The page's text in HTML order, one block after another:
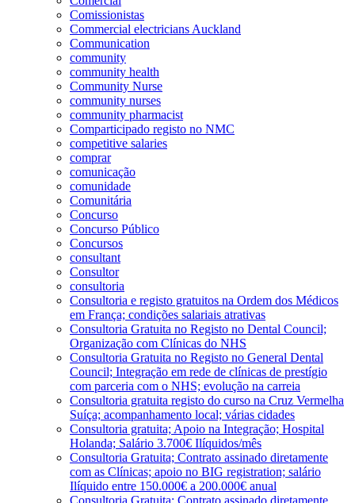
Comissionistas
Commercial electricians Auckland
Communication
community
community health
Community Nurse
community nurses
community pharmacist
Comparticipado registo no NMC
competitive salaries
comprar
comunicação
comunidade
Comunitária
Concurso
Concurso Público
Concursos
consultant
Consultor
consultoria
Consultoria e registo gratuitos na Ordem dos Médicos
em França; condições salariais atrativas
Consultoria Gratuita no Registo no Dental Council;
Organização com Clínicas do NHS
Consultoria Gratuita no Registo no General Dental
Council; Integração em rede de clínicas de prestígio
com parceria com o NHS; evolução na carreia
Consultoria gratuita registo do curso na Cruz Vermelha
Suíça; acompanhamento local; várias cidades
Consultoria gratuita; Apoio na Integração; Hospital
Holanda; Salário 3.700€ Ilíquidos/mês
Consultoria Gratuita; Contrato assinado diretamente
com as Clínicas; apoio no BIG registration; salário
Ilíquido entre 150.000€ a 200.000€ anual
Consultoria Gratuita; Contrato assinado diretamente